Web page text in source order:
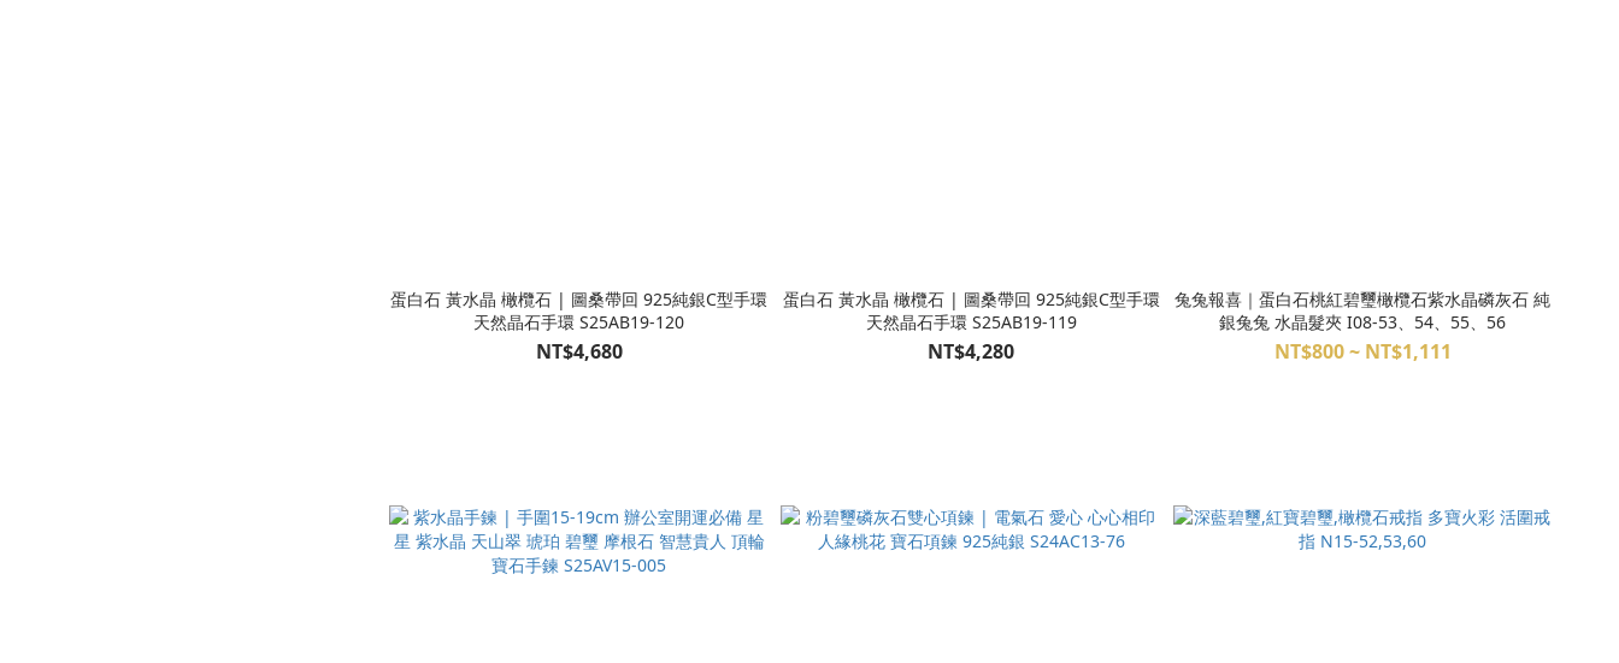
蛋白石 黃水晶 橄欖石 | 圖桑帶回 925純銀C型手環
天然晶石手環 S25AB19-120
NT$4,680
蛋白石 黃水晶 橄欖石 | 圖桑帶回 925純銀C型手環
天然晶石手環 S25AB19-119
NT$4,280
兔兔報喜｜蛋白石桃紅碧璽橄欖石紫水晶磷灰石 純
銀兔兔 水晶髮夾 I08-53、54、55、56
NT$800 ~ NT$1,111